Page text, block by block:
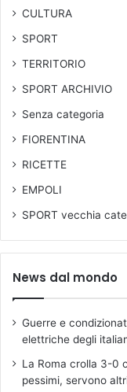
i
m
o
a
c
n
»
CULTURA
SPORT
TERRITORIO
SPORT ARCHIVIO
Senza categoria
FIORENTINA
RICETTE
EMPOLI
SPORT vecchia
News dal mondo
Guerre e
elettriche degli
La Roma crolla 3-0
pessimi, servono